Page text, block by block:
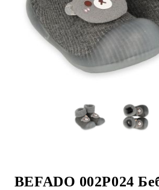
BEFADO 002P024